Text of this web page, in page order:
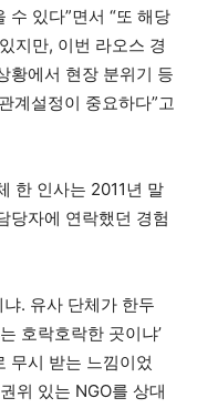
수 있다”면서 “또 해당
지만, 이번 라오스 경
황에서 현장 분위기 등
계설정이 중요하다”고
한 인사는 2011년 말
당자에 연락했던 경험
냐. 유사 단체가 한두
호락호락한 곳이냐’
무시 받는 느낌이었
위 있는 NGO를 상대